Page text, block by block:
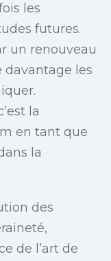
les
futures.
un renouveau
davantage les
la
en tant que
la
des
de l’art de